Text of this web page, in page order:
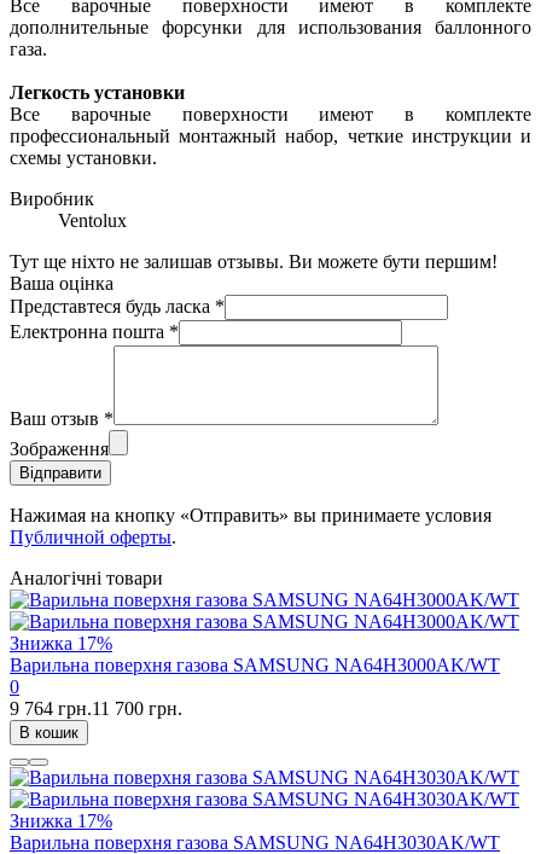
Все варочные поверхности имеют в комплекте
дополнительные форсунки для использования баллонного
газа.
Легкость установки
Все варочные поверхности имеют в комплекте
профессиональный монтажный набор, четкие инструкции и
схемы установки.
Виробник
Ventolux
Тут ще ніхто не залишав отзывы. Ви можете бути першим!
Ваша оцінка
Представтеся будь ласка *
Електронна пошта *
Ваш отзыв *
Зображення
Відправити
Нажимая на кнопку «Отправить» вы принимаете условия
Публичной оферты.
Аналогічні товари
Знижка 17%
Варильна поверхня газова SAMSUNG NA64H3000AK/WT
0
9 764 грн.11 700 грн.
В кошик
Знижка 17%
Варильна поверхня газова SAMSUNG NA64H3030AK/WT